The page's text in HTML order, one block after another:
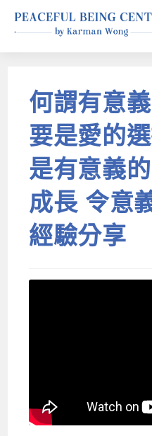
何謂有意
要是愛的
是有意義
成長 令意
經驗分享